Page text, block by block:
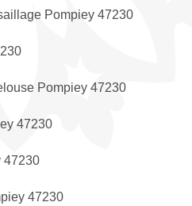
Pompiey 47230
Pompiey 47230
47230
47230
47230